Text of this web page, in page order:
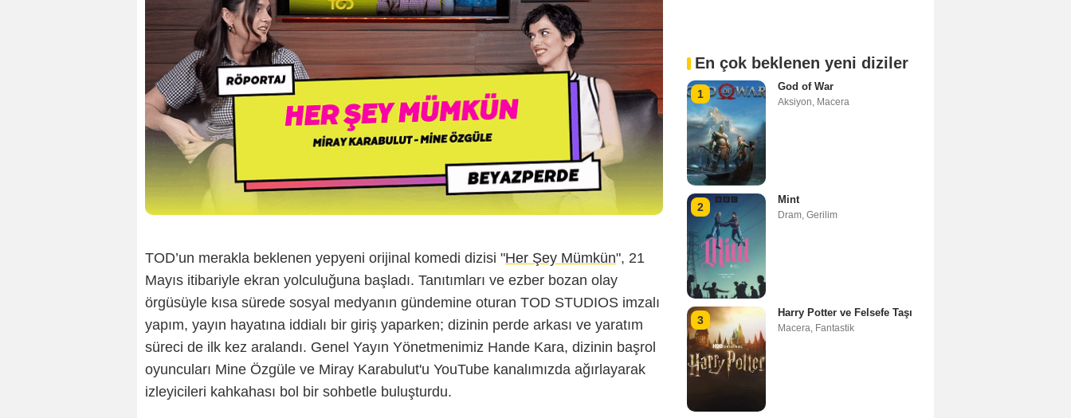
TOD’un merakla beklenen yepyeni orijinal komedi dizisi "Her Şey Mümkün", 21
Mayıs itibariyle ekran yolculuğuna başladı. Tanıtımları ve ezber bozan olay
örgüsüyle kısa sürede sosyal medyanın gündemine oturan TOD STUDIOS imzalı
yapım, yayın hayatına iddialı bir giriş yaparken; dizinin perde arkası ve yaratım
süreci de ilk kez aralandı. Genel Yayın Yönetmenimiz Hande Kara, dizinin başrol
oyuncuları Mine Özgüle ve Miray Karabulut'u YouTube kanalımızda ağırlayarak
izleyicileri kahkahası bol bir sohbetle buluşturdu.
En çok beklenen yeni diziler
1
God of War
Aksiyon Macera
2
Mint
Dram Gerilim
3
Harry Potter ve Felsefe Taşı
Macera Fantastik